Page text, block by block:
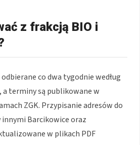
z frakcją BIO i
co dwa tygodnie według
a terminy są publikowane w
ZGK. Przypisanie adresów do
Barcikowice oraz
w plikach PDF